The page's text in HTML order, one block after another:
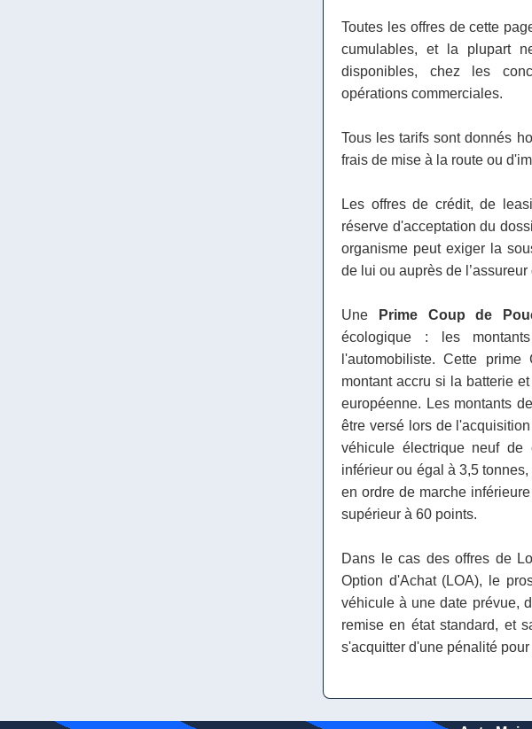
Toutes les offres de cette
cumulables, et la plupart
disponibles, chez les
opérations commerciales.
Tous les tarifs sont donnés
frais de mise à la route ou
Les offres de crédit, de
réserve d'acceptation du
organisme peut exiger la
de lui ou auprès de
Une Prime Coup de
écologique : les
l'automobiliste. Cette
montant accru si la batterie
européenne. Les montants
être versé lors de
véhicule électrique neuf
inférieur ou égal à 3,5
en ordre de marche
supérieur à 60 points.
Dans le cas des offres de
Option d'Achat (LOA), le
véhicule à une date prévue,
remise en état standard, et
s'acquitter d'une pénalité